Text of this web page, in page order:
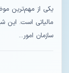
یکی از مهم‌ترین
مالیاتی است. این
سازمان امور...